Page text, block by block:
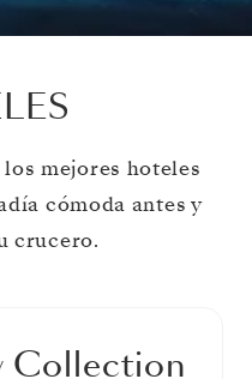
mejores hoteles
cómoda antes y
crucero.
Collection